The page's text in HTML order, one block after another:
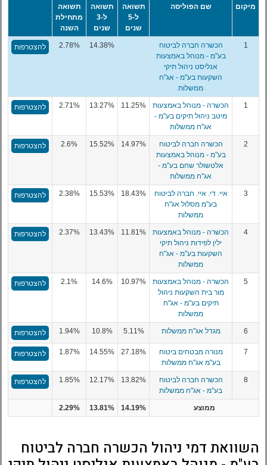
מיקום שם הפוליסה
תשואה
ל-5
שנים
תשואה
ל-3
שנים
תשואה
מתחילת
השנה
1
הכשרה חברה לביטוח
בע"מ - מנוהל באמצעות
אנליסט ניהול תיקי
השקעות בע"מ - אג"ח
ממשלות
14.38%
2.78% להצטרפות
1
הכשרה - מנוהל באמצעות
מיטב ניהול תיקים בע"מ -
אג"ח ממשלות
11.25%
13.27%
2.71% להצטרפות
2
הכשרה חברה לביטוח
בע"מ - מנוהל באמצעות
אלטשולר שחם בע"מ -
אג"ח ממשלות
14.97%
15.52%
2.6% להצטרפות
3
איי. די. איי. חברה לביטוח
בע"מ מסלול אג"ח
ממשלות
18.43%
15.53%
2.38% להצטרפות
4
הכשרה - מנוהל באמצעות
ילין לפידות ניהול תיקי
השקעות בע"מ - אג"ח
ממשלות
11.81%
13.43%
2.37% להצטרפות
5
הכשרה - מנוהל באמצעות
מור בית השקעות ניהול
תיקים בע"מ - אג"ח
ממשלות
10.97%
14.6%
2.1% להצטרפות
6 מגדל אג"ח ממשלות 5.11%
10.8%
1.94% להצטרפות
7
מנורה מבטחים ביטוח
בע"מ אג"ח ממשלות
27.18%
14.55%
1.87% להצטרפות
8
הכשרה חברה לביטוח
בע"מ - אג"ח ממשלות
13.82%
12.17%
1.85% להצטרפות
ממוצע 14.19%
13.81%
2.29%
השוואת דמי ניהול הכשרה חברה לביטוח